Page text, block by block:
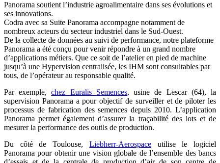
Panorama soutient l’industrie agroalimentaire dans ses évolutions et
ses innovations.
Codra avec sa Suite Panorama accompagne notamment de
nombreux acteurs du secteur industriel dans le Sud-Ouest.
De la collecte de données au suivi de performance, notre plateforme
Panorama a été conçu pour venir répondre à un grand nombre
d’applications métiers. Que ce soit de l’atelier en pied de machine
jusqu’à une Hypervision centralisée, les IHM sont consultables par
tous, de l’opérateur au responsable qualité.
Par exemple,chez Euralis Semences, usine de Lescar (64), la
supervision Panorama a pour objectif de surveiller et de piloter les
processus de fabrication des semences depuis 2010. L’application
Panorama permet également d’assurer la traçabilité des lots et de
mesurer la performance des outils de production.
Du côté de Toulouse, Liebherr-Aerospaceutilise le logiciel
Panorama pour obtenir une vision globale de l’ensemble des bancs